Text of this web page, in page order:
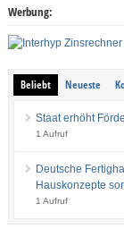
Werbung:
Beliebt Neueste
Staat erhöht
1 Aufruf
Deutsche
Hauskonzepte
1 Aufruf